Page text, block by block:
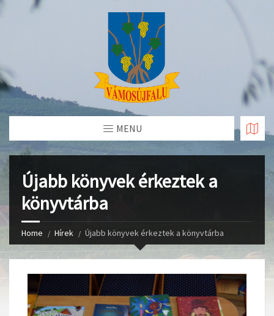
Skip
MENU
Újabb könyvek érkeztek a
könyvtárba
Home Hírek Újabb könyvek érkeztek a könyvtárba